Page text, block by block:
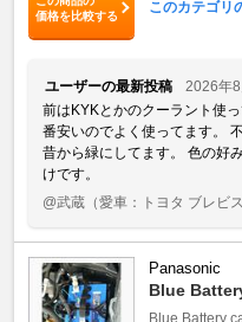
価格を比較する
このカテゴリ
ユーザーの最新投稿
2026年
前はKYKとかのクーラント使
番安いのでよく使ってます。
昔から緑にしてます。 色の好
けです。
@武蔵 （愛車：トヨタ ブレビス
Panasonic
Blue
Blue Battery